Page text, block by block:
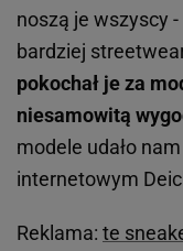
noszą je wszyscy
bardziej
pokochał je za
niesamowitą
modele udało
internetowym
Reklama: te